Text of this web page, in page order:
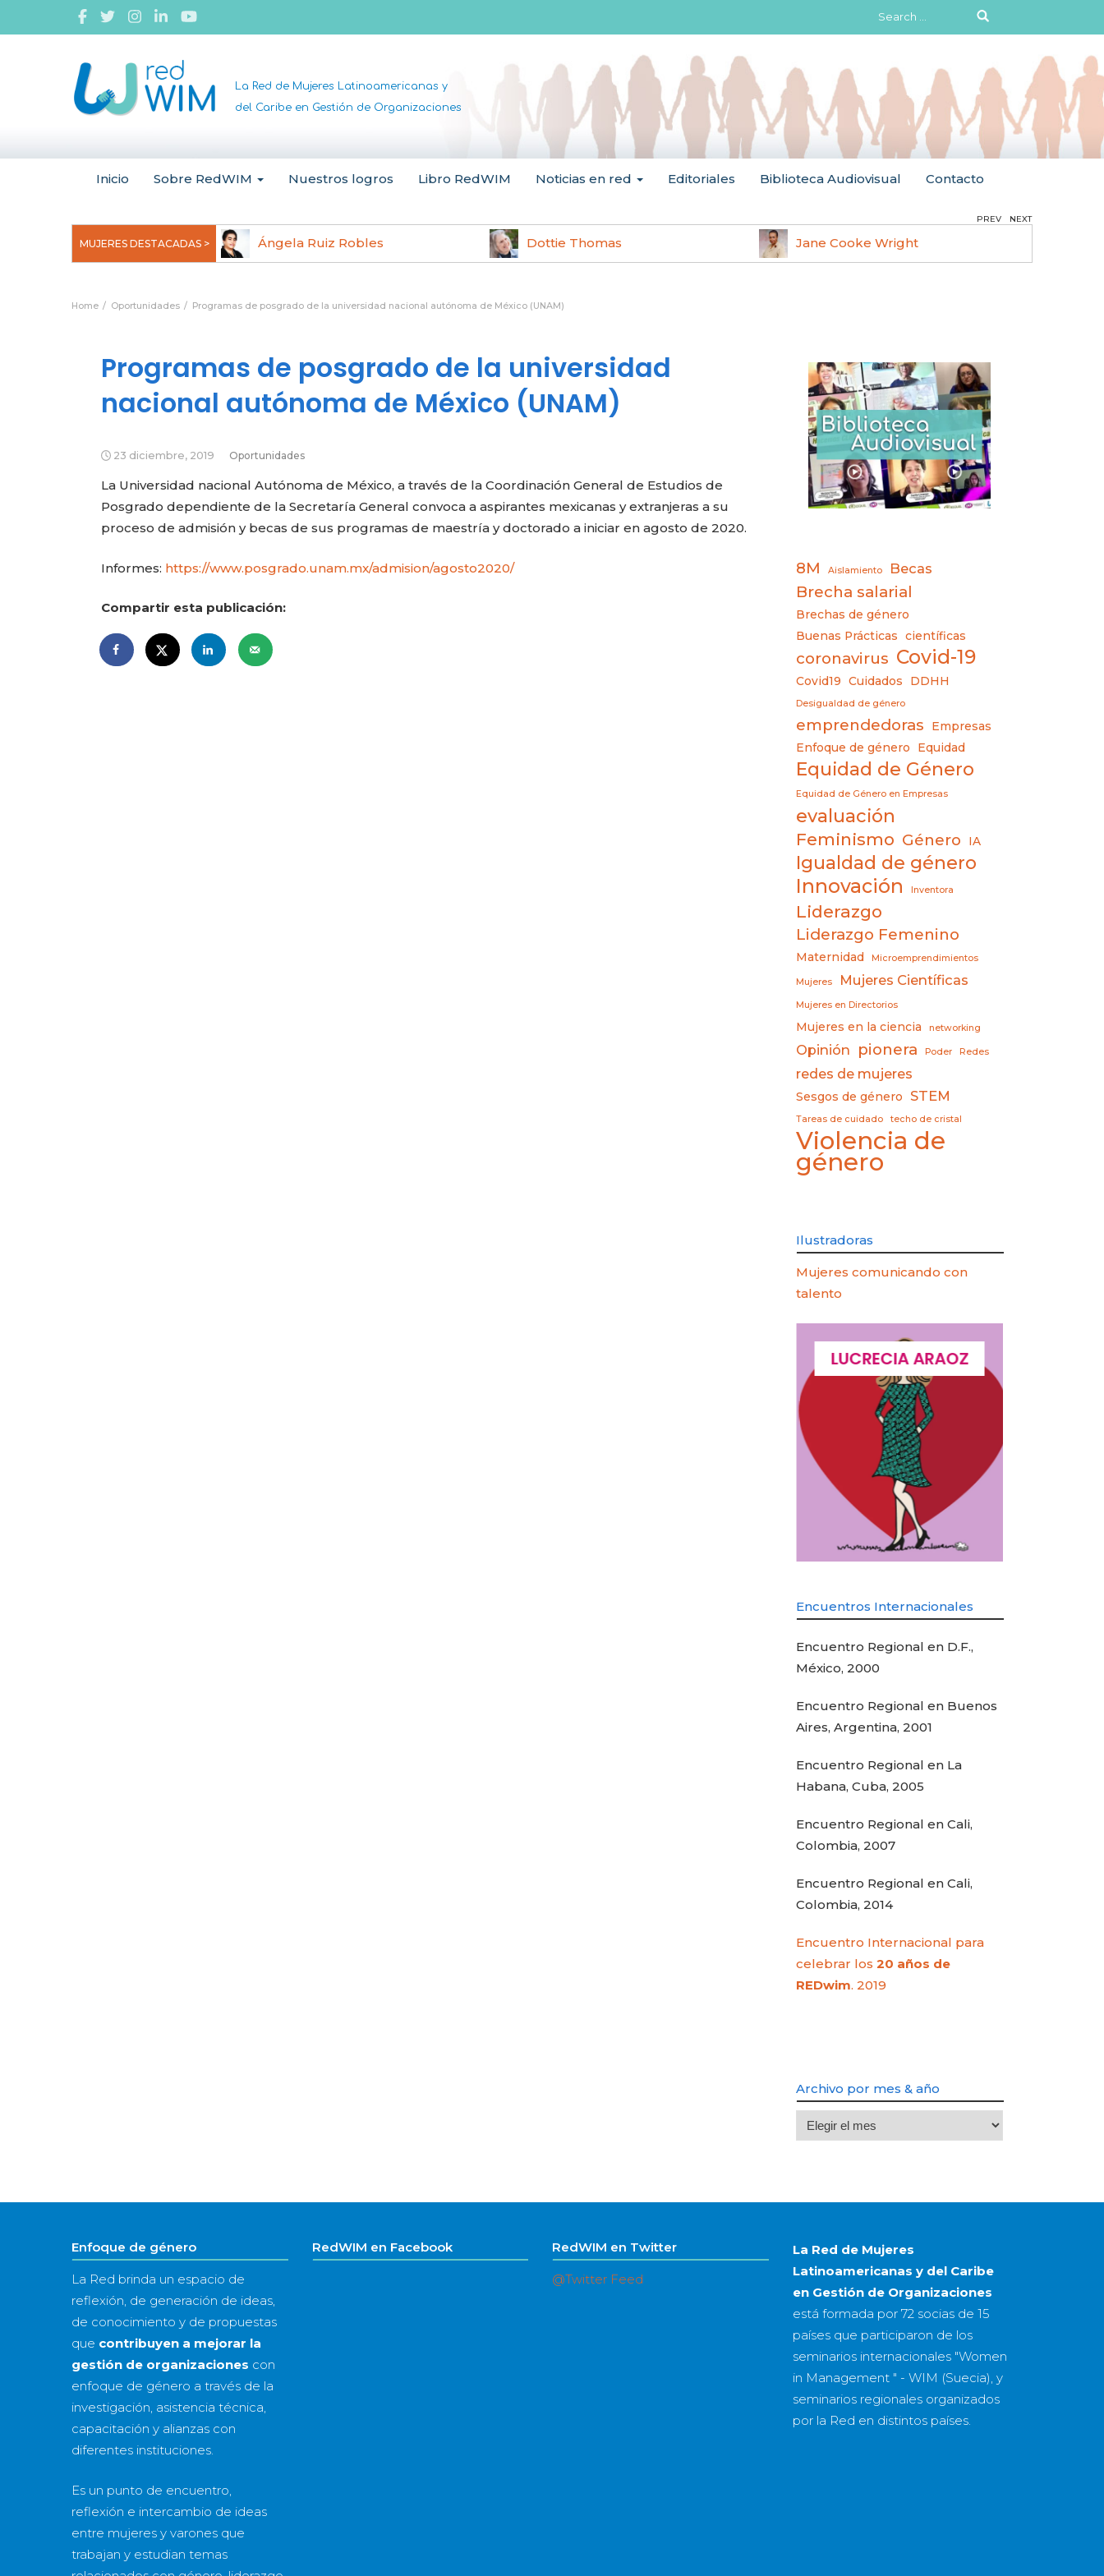
Search
for:
La Red de Mujeres Latinoamericanas y
del Caribe en Gestión de Organizaciones
Inicio Sobre RedWIM Nuestros logros Libro RedWIM Noticias en red Editoriales Biblioteca Audiovisual Contacto
MUJERES DESTACADAS >
Uchegbu, pionera en
Ángela Ruiz Robles Dottie Thomas Jane Cooke Wright
PREV NEXT
Home Oportunidades Programas de posgrado de la universidad nacional autónoma de México (UNAM)
Programas de posgrado de la universidad
nacional autónoma de México (UNAM)
23 diciembre, 2019 Oportunidades
La Universidad nacional Autónoma de México, a través de la Coordinación General de Estudios de
Posgrado dependiente de la Secretaría General convoca a aspirantes mexicanas y extranjeras a su
proceso de admisión y becas de sus programas de maestría y doctorado a iniciar en agosto de 2020.
Informes: https://www.posgrado.unam.mx/admision/agosto2020/
Compartir esta publicación:
8M Aislamiento Becas
Brecha salarial
Brechas de género
Buenas Prácticas
científicas
coronavirus Covid-19
Covid19 Cuidados DDHH
Desigualdad de género
emprendedoras
Empresas
Enfoque de género
Equidad
Equidad de Género
Equidad de Género en Empresas
evaluación
Feminismo Género IA
Igualdad de género
Innovación Inventora
Liderazgo
Liderazgo Femenino
Maternidad Microemprendimientos
Mujeres Mujeres Científicas
Mujeres en Directorios
Mujeres en la ciencia networking
Opinión pionera Poder Redes
redes de mujeres
Sesgos de género STEM
Tareas de cuidado techo de cristal
Violencia de
género
Ilustradoras
Mujeres comunicando con
talento
LUCRECIA ARAOZ
Encuentros Internacionales
Encuentro Regional en D.F.,
México, 2000
Encuentro Regional en Buenos
Aires, Argentina, 2001
Encuentro Regional en La
Habana, Cuba, 2005
Encuentro Regional en Cali,
Colombia, 2007
Encuentro Regional en Cali,
Colombia, 2014
Encuentro Internacional para
celebrar los20 años de
REDwim. 2019
Archivo por mes & año
Archivo
por
año
Enfoque de género
La Red brinda un espacio de
reflexión, de generación de ideas,
de conocimiento y de propuestas
que contribuyen a mejorar la
gestión de organizaciones con
enfoque de género a través de la
investigación, asistencia técnica,
capacitación y alianzas con
diferentes instituciones.
Es un punto de encuentro,
reflexión e intercambio de ideas
entre mujeres y varones que
trabajan y estudian temas
RedWIM en Facebook RedWIM en Twitter
@Twitter Feed
La Red de Mujeres
Latinoamericanas y del Caribe
en Gestión de Organizaciones
está formada por 72 sociasde 15
paísesque participaron de los
seminarios internacionales "Women
in Management " - WIM (Suecia), y
seminarios regionales organizados
por la Red en distintos países.